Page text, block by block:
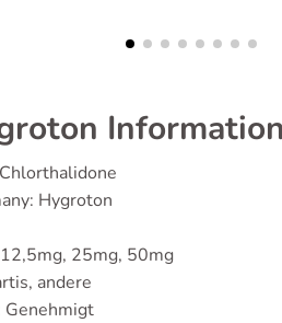
Hygroton
25mg, 50mg
andere
Genehmigt